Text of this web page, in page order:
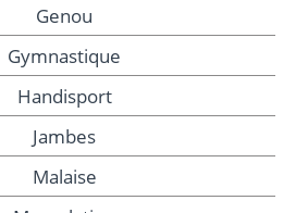
Genou
Gymnastique
Handisport
Jambes
Malaise